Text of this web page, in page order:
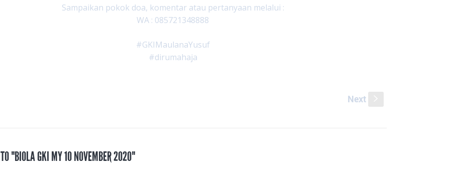
Sampaikan pokok doa, komentar atau pertanyaan melalui :
WA : 085721348888
#GKIMaulanaYusuf
#dirumahaja
Next
"BIOLA GKI MY 10 NOVEMBER 2020"